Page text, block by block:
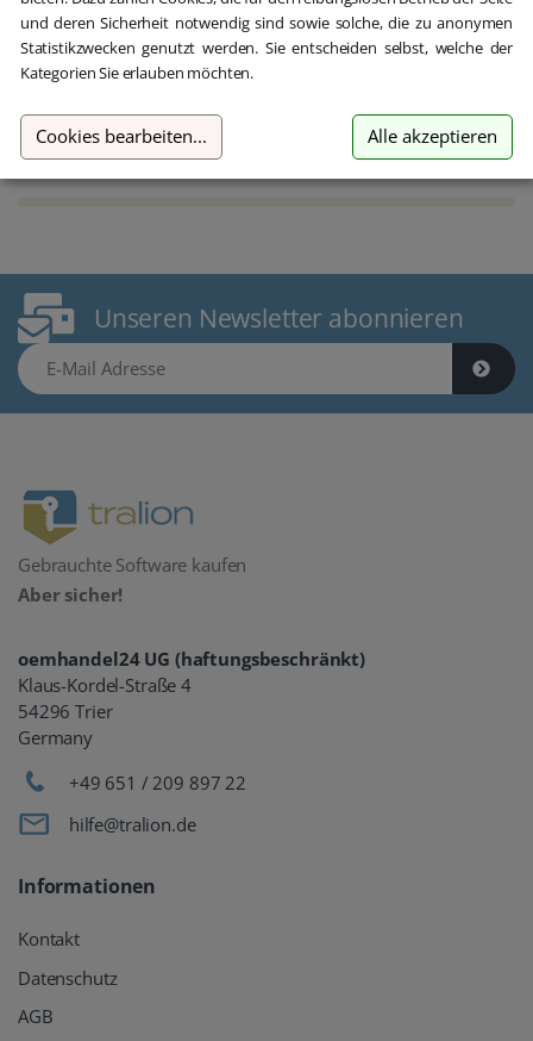
399,00 €109,90 €
inkl. MwSt.
Unseren Newsletter abonnieren
E-Mail Adresse
Gebrauchte Software kaufen
Aber sicher!
oemhandel24 UG (haftungsbeschränkt)
Klaus-Kordel-Straße 4
54296 Trier
Germany
+49 651 / 209 897 22
hilfe@tralion.de
Informationen
Kontakt
Datenschutz
AGB
und deren Sicherheit notwendig sind sowie solche, die zu anonymen
Statistikzwecken genutzt werden. Sie entscheiden selbst, welche der
Kategorien Sie erlauben möchten.
Cookies bearbeiten... Alle akzeptieren